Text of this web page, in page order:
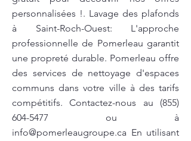
personnalisées !. Lavage des plafonds
à Saint-Roch-Ouest: L'approche
professionnelle de Pomerleau garantit
une propreté durable. Pomerleau offre
des services de nettoyage d'espaces
communs dans votre ville à des tarifs
compétitifs. Contactez-nous au (855)
604-5477 ou à
info@pomerleaugroupe.ca En utilisant